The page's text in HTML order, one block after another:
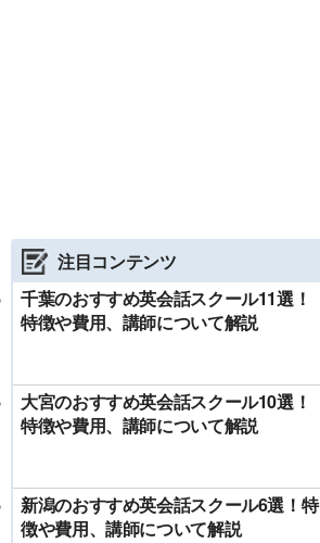
注目コンテンツ
千葉のおすすめ英会話スクール11選！
特徴や費用、講師について解説
大宮のおすすめ英会話スクール10選！
特徴や費用、講師について解説
新潟のおすすめ英会話スクール6選！特
徴や費用、講師について解説